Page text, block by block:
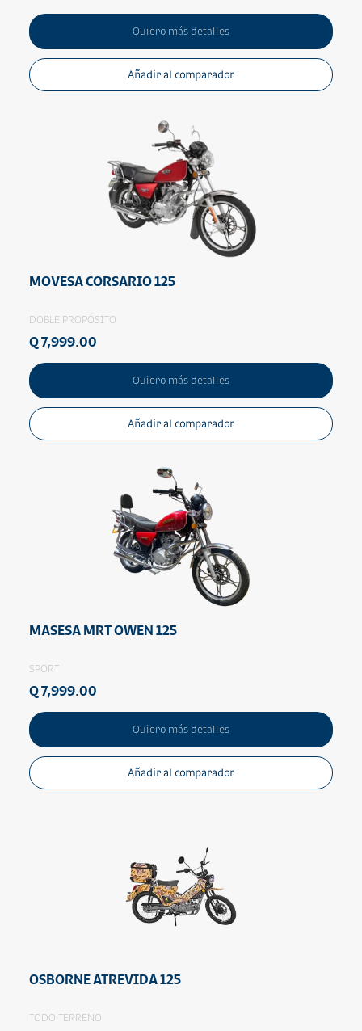
Quiero más detalles
Añadir al comparador
MOVESA CORSARIO 125
DOBLE PROPÓSITO
Q 7,999.00
Quiero más detalles
Añadir al comparador
MASESA MRT OWEN 125
SPORT
Q 7,999.00
Quiero más detalles
Añadir al comparador
OSBORNE ATREVIDA 125
TODO TERRENO